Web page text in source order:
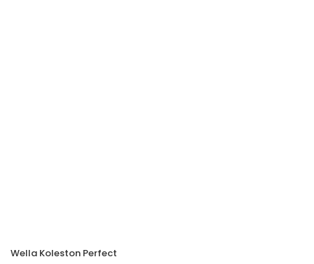
Wella Koleston Perfect